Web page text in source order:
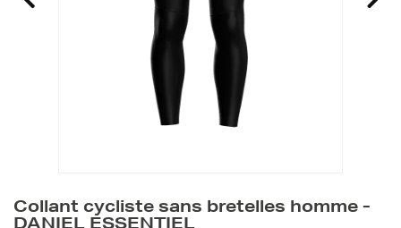
Collant cycliste sans bretelles homme -